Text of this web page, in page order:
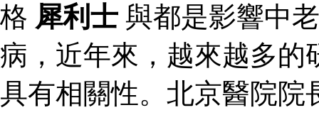
格 犀利士 與都是影響中
病，近年來，越來越多的
具有相關性。北京醫院院